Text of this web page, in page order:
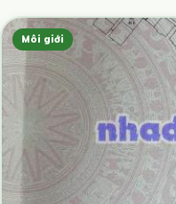
Môi giới